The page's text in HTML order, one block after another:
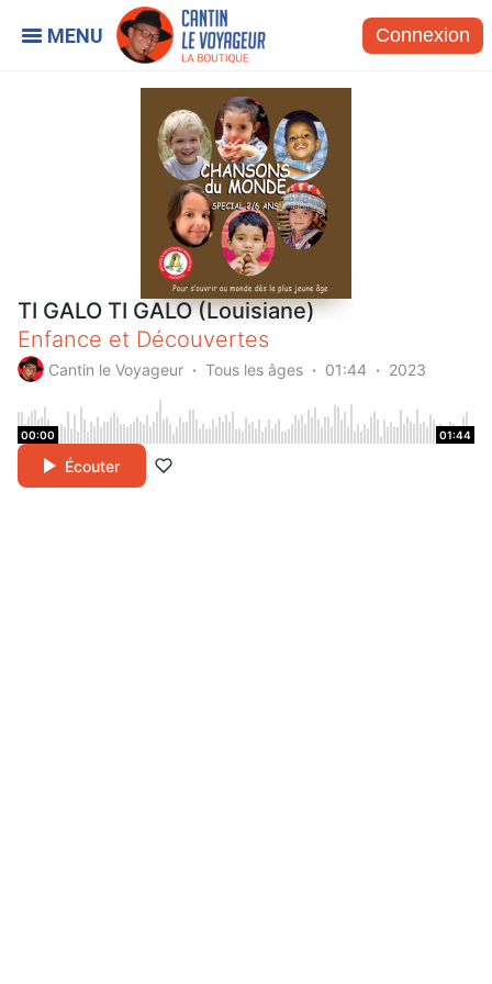
Connexion
TI GALO TI GALO (Louisiane)
Enfance et Découvertes
Cantin le Voyageur Tous les âges 01:44 2023
00:00 01:44
Écouter